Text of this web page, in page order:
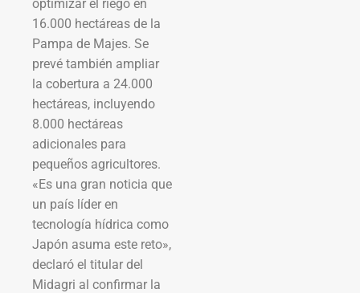
optimizar el riego en
16.000 hectáreas de la
Pampa de Majes. Se
prevé también ampliar
la cobertura a 24.000
hectáreas, incluyendo
8.000 hectáreas
adicionales para
pequeños agricultores.
«Es una gran noticia que
un país líder en
tecnología hídrica como
Japón asuma este reto»,
declaró el titular del
Midagri al confirmar la